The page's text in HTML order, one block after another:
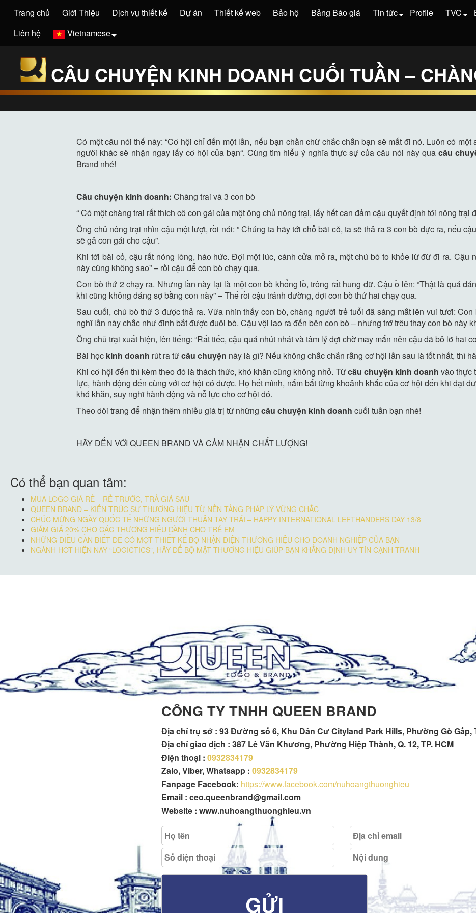
Trang chủ Giới Thiệu Dịch vụ thiết kế Dự án Thiết kế web Bảo hộ Bảng Báo giá Tin tức Profile TVC
Liên hệ
Vietnamese
CÂU CHUYỆN KINH DOANH CUỐI TUẦN –
Có một câu nói thế này: “Cơ hội chỉ đến một lần, nếu bạn chần chừ chắc chắn bạn sẽ mất đi nó. Luôn có
người khác sẽ nhận ngay lấy cơ hội của bạn“. Cùng tìm hiểu ý nghĩa thực sự của câu nói này quacâu
Brand nhé!
Câu chuyện kinh doanh:Chàng trai và 3 con bò
“ Có một chàng trai rất thích cô con gái của một ông chủ nông trại, lấy hết can đảm cậu quyết định tới nông trại
Ông chủ nông trại nhìn cậu một lượt, rồi nói: ” Chúng ta hãy tới chỗ bãi cỏ, ta sẽ thả ra 3 con bò đực ra, nếu
sẽ gả con gái cho cậu”.
Khi tới bãi cỏ, cậu rất nóng lòng, háo hức. Đợi một lúc, cánh cửa mở ra, một chú bò to khỏe lừ đừ đi ra. Cậu
này cũng không sao” – rồi cậu để con bò chạy qua.
Con bò thứ 2 chạy ra. Nhưng lần này lại là một con bò khổng lồ, trông rất hung dữ. Cậu ồ lên: “Thật là quá
khi cũng không đáng sợ bằng con này” – Thế rồi cậu tránh đường, đợi con bò thứ hai chạy qua.
Sau cuối, chú bò thứ 3 được thả ra. Vừa nhìn thấy con bò, chàng người trẻ tuổi đã sáng mắt lên vui tươi:
nghĩ lần này chắc như đinh bắt được đuôi bò. Cậu vội lao ra đến bên con bò – nhưng trớ trêu thay con bò này
Ông chủ trại xuất hiện, lên tiếng: “Rất tiếc, cậu quá nhút nhát và tâm lý đợi chờ may mắn nên cậu đã bỏ lỡ hai
Bài học kinh doanh rút ra từcâu chuyện này là gì? Nếu không chắc chắn rằng cơ hội lần sau là tốt nhất, thì
Khi cơ hội đến thì kèm theo đó là thách thức, khó khăn cũng không nhỏ. Từcâu chuyện kinh doanh vào thực
lực, hành động đến cùng với cơ hội có được. Họ hết mình, nắm bắt từng khoảnh khắc của cơ hội đến khi đạt
khó khăn, suy nghĩ hành động và nỗ lực cho cơ hội đó.
Theo dõi trang để nhận thêm nhiều giá trị từ nhữngcâu chuyện kinh doanh cuối tuần bạn nhé!
HÃY ĐẾN VỚI QUEEN BRAND VÀ CẢM NHẬN CHẤT LƯỢNG!
Có thể bạn quan tâm:
MUA LOGO GIÁ RẺ – RẺ TRƯỚC, TRẢ GIÁ SAU
QUEEN BRAND – KIẾN TRÚC SƯ THƯƠNG HIỆU TỪ NỀN TẢNG PHÁP LÝ VỮNG CHẮC
CHÚC MỪNG NGÀY QUỐC TẾ NHỮNG NGƯỜI THUẬN TAY TRÁI – HAPPY INTERNATIONAL LEFTHANDERS DAY 13/8
GIẢM GIÁ 20% CHO CÁC THƯƠNG HIỆU DÀNH CHO TRẺ EM
NHỮNG ĐIỀU CẦN BIẾT ĐỂ CÓ MỘT THIẾT KẾ BỘ NHẬN DIỆN THƯƠNG HIỆU CHO DOANH NGHIỆP CỦA BẠN
NGÀNH HOT HIỆN NAY “LOGICTICS”, HÃY ĐỂ BỘ MẶT THƯƠNG HIỆU GIÚP BẠN KHẲNG ĐỊNH UY TÍN CẠNH TRANH
CÔNG TY TNHH QUEEN BRAND
Địa chỉ trụ sở :93 Đường số 6, Khu Dân Cư Cityland Park Hills, Phường Gò Gấp,
Địa chỉ giao dịch : 387 Lê Văn Khương, Phường Hiệp Thành, Q. 12, TP. HCM
Điện thoại :0932834179
Zalo, Viber, Whatsapp :0932834179
Fanpage Facebook: https://www.facebook.com/nuhoangthuonghieu
Email : ceo.queenbrand@gmail.com
Website : www.nuhoangthuonghieu.vn